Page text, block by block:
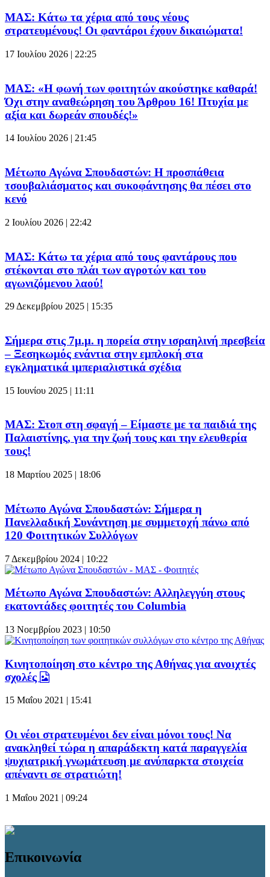
ΜΑΣ: Κάτω τα χέρια από τους νέους
στρατευμένους! Οι φαντάροι έχουν δικαιώματα!
17 Ιουλίου 2026 | 22:25
ΜΑΣ: «Η φωνή των φοιτητών ακούστηκε καθαρά!
Όχι στην αναθεώρηση του Άρθρου 16! Πτυχία με
αξία και δωρεάν σπουδές!»
14 Ιουλίου 2026 | 21:45
Μέτωπο Αγώνα Σπουδαστών: Η προσπάθεια
τσουβαλιάσματος και συκοφάντησης θα πέσει στο
κενό
2 Ιουλίου 2026 | 22:42
ΜΑΣ: Κάτω τα χέρια από τους φαντάρους που
στέκονται στο πλάι των αγροτών και του
αγωνιζόμενου λαού!
29 Δεκεμβρίου 2025 | 15:35
Σήμερα στις 7μ.μ. η πορεία στην ισραηλινή πρεσβεία
– Ξεσηκωμός ενάντια στην εμπλοκή στα
εγκληματικά ιμπεριαλιστικά σχέδια
15 Ιουνίου 2025 | 11:11
ΜΑΣ: Στοπ στη σφαγή – Είμαστε με τα παιδιά της
Παλαιστίνης, για την ζωή τους και την ελευθερία
τους!
18 Μαρτίου 2025 | 18:06
Μέτωπο Αγώνα Σπουδαστών: Σήμερα η
Πανελλαδική Συνάντηση με συμμετοχή πάνω από
120 Φοιτητικών Συλλόγων
7 Δεκεμβρίου 2024 | 10:22
Μέτωπο Αγώνα Σπουδαστών: Αλληλεγγύη στους
εκατοντάδες φοιτητές του Columbia
13 Νοεμβρίου 2023 | 10:50
Κινητοποίηση στο κέντρο της Αθήνας για ανοιχτές
σχολές
15 Μαΐου 2021 | 15:41
Οι νέοι στρατευμένοι δεν είναι μόνοι τους! Να
ανακληθεί τώρα η απαράδεκτη κατά παραγγελία
ψυχιατρική γνωμάτευση με ανύπαρκτα στοιχεία
απέναντι σε στρατιώτη!
1 Μαΐου 2021 | 09:24
Επικοινωνία